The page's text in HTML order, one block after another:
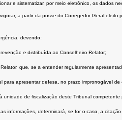
e sistematizar, por meio eletrônico, os dados
a partir da posse do Corregedor-Geral
devendo:
e distribuída ao Conselheiro Relator;
que, se a entender regularmente
apresentar defesa, no prazo improrrogável de
de fiscalização deste Tribunal competente
informações, determinará, se for o caso, a